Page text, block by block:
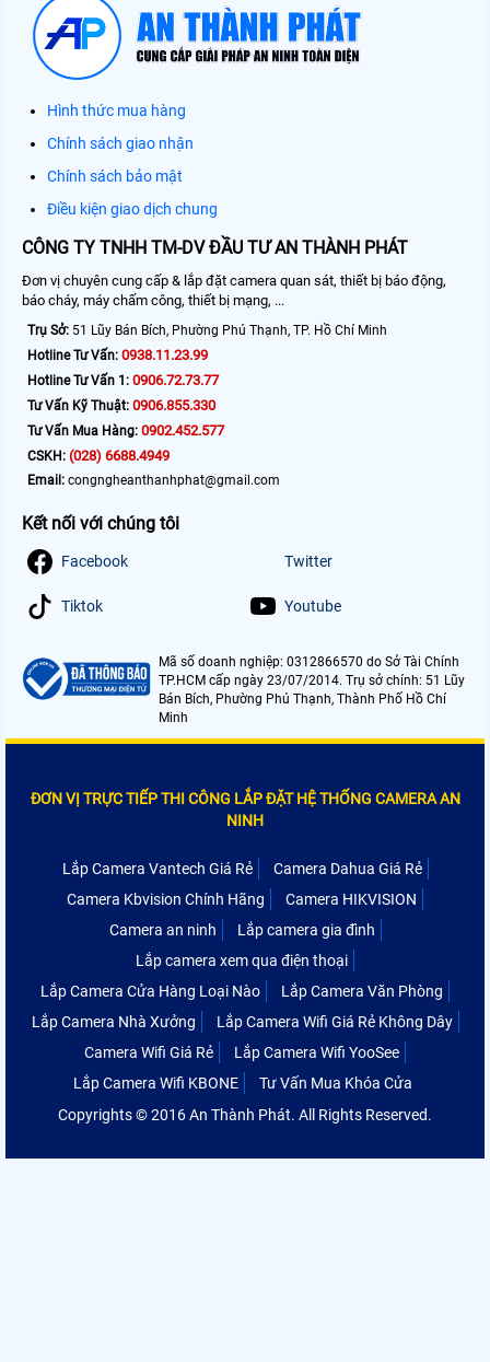
Hình thức mua hàng
Chính sách giao nhận
Chính sách bảo mật
Điều kiện giao dịch chung
CÔNG TY TNHH TM-DV ĐẦU TƯ AN THÀNH PHÁT
Đơn vị chuyên cung cấp & lắp đặt camera quan sát, thiết bị báo động,
báo cháy, máy chấm công, thiết bị mạng, ...
Trụ Sở: 51 Lũy Bán Bích, Phường Phú Thạnh, TP. Hồ Chí Minh
Hotline Tư Vấn: 0938.11.23.99
Hotline Tư Vấn 1: 0906.72.73.77
Tư Vấn Kỹ Thuật: 0906.855.330
Tư Vấn Mua Hàng: 0902.452.577
CSKH: (028) 6688.4949
Email: congngheanthanhphat@gmail.com
Kết nối với chúng tôi
Facebook Twitter
Tiktok Youtube
Mã số doanh nghiệp: 0312866570 do Sở Tài Chính
TP.HCM cấp ngày 23/07/2014. Trụ sở chính: 51 Lũy
Bán Bích, Phường Phú Thạnh, Thành Phố Hồ Chí
Minh
ĐƠN VỊ TRỰC TIẾP THI CÔNG LẮP ĐẶT HỆ THỐNG CAMERA AN
NINH
Lắp Camera Vantech Giá Rẻ
Camera Dahua Giá Rẻ
Camera Kbvision Chính Hãng
Camera HIKVISION
Camera an ninh
Lắp camera gia đình
Lắp camera xem qua điện thoại
Lắp Camera Cửa Hàng Loại Nào
Lắp Camera Văn Phòng
Lắp Camera Nhà Xưởng
Lắp Camera Wifi Giá Rẻ Không Dây
Camera Wifi Giá Rẻ
Lắp Camera Wifi YooSee
Lắp Camera Wifi KBONE
Tư Vấn Mua Khóa Cửa
Copyrights © 2016 An Thành Phát. All Rights Reserved.